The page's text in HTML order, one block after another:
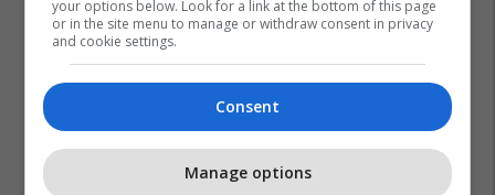
Burgjet E Kosovës Florent Gashi Shkk Ptk
your options below. Look for a link at the bottom of this page
or in the site menu to manage or withdraw consent in privacy
and cookie settings.
Consent
Manage options